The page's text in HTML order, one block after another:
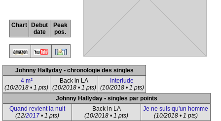
Chart
Debut
date
Peak
pos.
Johnny Hallyday • chronologie des singles
4 m²
(10/2018 • 1 pts)
Back in LA
(10/2018 • 1 pts)
Interlude
(10/2018 • 1 pts)
Johnny Hallyday • singles par points
Quand revient la nuit
(12/2017 • 1 pts)
Back in LA
(10/2018 • 1 pts)
Je ne suis qu'un homme
(10/2018 • 1 pts)